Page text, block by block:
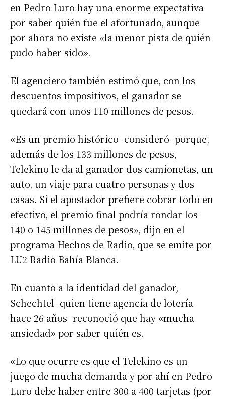
en Pedro Luro hay una enorme expectativa
por saber quién fue el afortunado, aunque
por ahora no existe «la menor pista de quién
pudo haber sido».
El agenciero también estimó que, con los
descuentos impositivos, el ganador se
quedará con unos 110 millones de pesos.
«Es un premio histórico -consideró- porque,
además de los 133 millones de pesos,
Telekino le da al ganador dos camionetas, un
auto, un viaje para cuatro personas y dos
casas. Si el apostador prefiere cobrar todo en
efectivo, el premio final podría rondar los
140 o 145 millones de pesos», dijo en el
programa Hechos de Radio, que se emite por
LU2 Radio Bahía Blanca.
En cuanto a la identidad del ganador,
Schechtel -quien tiene agencia de lotería
hace 26 años- reconoció que hay «mucha
ansiedad» por saber quién es.
«Lo que ocurre es que el Telekino es un
juego de mucha demanda y por ahí en Pedro
Luro debe haber entre 300 a 400 tarjetas (por